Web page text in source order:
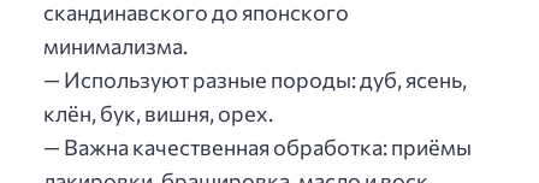
скандинавского до японского
минимализма.
— Используют разные породы: дуб, ясень,
клён, бук, вишня, орех.
— Важна качественная обработка: приёмы